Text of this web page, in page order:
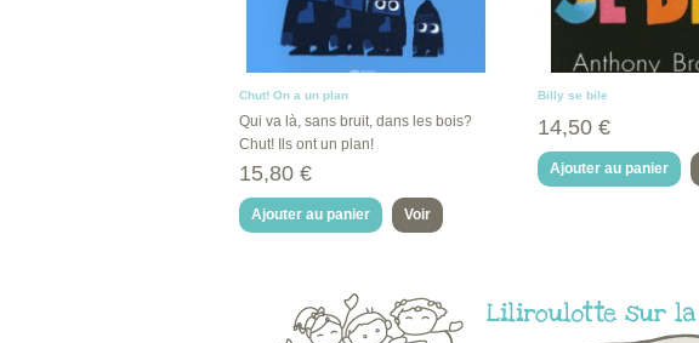
Chut! On a un plan
Qui va là, sans bruit, dans les bois?
Chut! Ils ont un plan!
15,80 €
Ajouter au panier Voir
Billy se bile
14,50 €
Ajouter au panier